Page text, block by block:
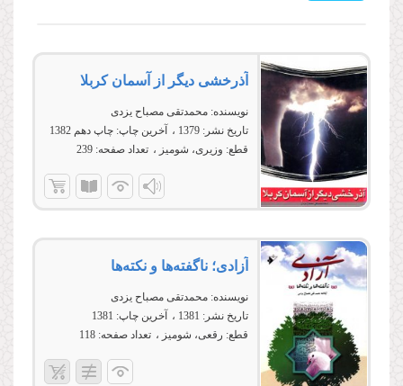
آذرخشى دیگر از آسمان كربلا
نویسنده: محمدتقی مصباح یزدی
تاریخ نشر: 1379 آخرین چاپ: چاپ دهم 1382
قطع: وزیری، شومیز تعداد صفحه: 239
آزادی؛ ناگفته‌ها و نکته‌ها
نویسنده: محمدتقی مصباح یزدی
تاریخ نشر: 1381 آخرین چاپ: 1381
قطع: رقعی، شومیز تعداد صفحه: 118